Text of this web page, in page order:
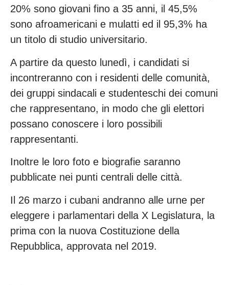
20% sono giovani fino a 35 anni, il 45,5%
sono afroamericani e mulatti ed il 95,3% ha
un titolo di studio universitario.
A partire da questo lunedì, i candidati si
incontreranno con i residenti delle comunità,
dei gruppi sindacali e studenteschi dei comuni
che rappresentano, in modo che gli elettori
possano conoscere i loro possibili
rappresentanti.
Inoltre le loro foto e biografie saranno
pubblicate nei punti centrali delle città.
Il 26 marzo i cubani andranno alle urne per
eleggere i parlamentari della X Legislatura, la
prima con la nuova Costituzione della
Repubblica, approvata nel 2019.